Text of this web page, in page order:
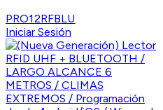
PRO12RFBLU
Iniciar Sesión